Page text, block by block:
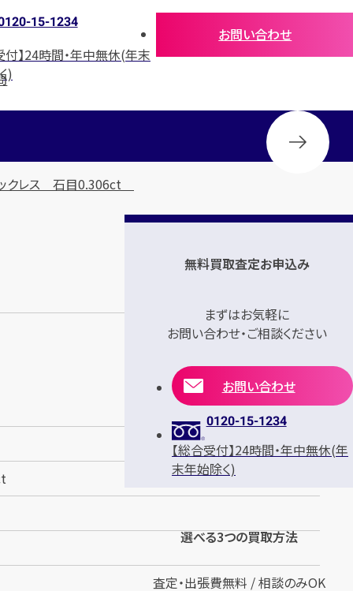
15-1234
付】24時間・年中無休(年末
)
お問い合わせ
クレス 石目0.306ct
無料買取査定お申込み
まずはお気軽に
お問い合わせ・ご相談ください
お問い合わせ
0120-15-1234
【総合受付】24時間・年中無休(年
末年始除く)
選べる3つの買取方法
査定・出張費無料 / 相談のみOK